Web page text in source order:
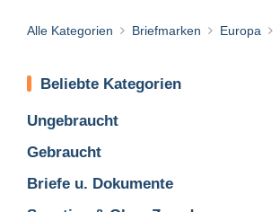
Alle Kategorien Briefmarken Europa
Beliebte Kategorien
Ungebraucht
Gebraucht
Briefe u. Dokumente